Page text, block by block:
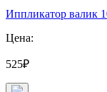
Иппликатор валик
Цена:
525₽